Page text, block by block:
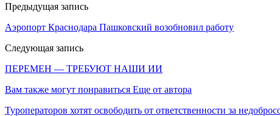
Предыдущая запись
Аэропорт Краснодара Пашковский возобновил работу
Следующая запись
ПЕРЕМЕН — ТРЕБУЮТ НАШИ ИИ
Вам также могут понравиться Еще от автора
Туроператоров хотят освободить от ответственности за